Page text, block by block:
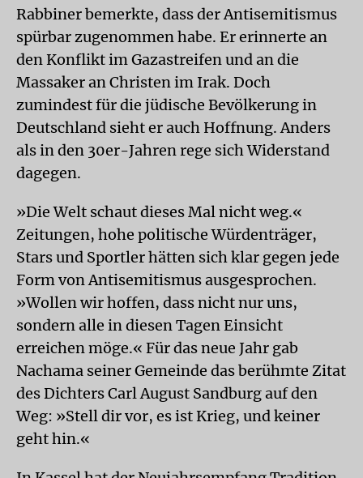
Rabbiner bemerkte, dass der Antisemitismus
spürbar zugenommen habe. Er erinnerte an
den Konflikt im Gazastreifen und an die
Massaker an Christen im Irak. Doch
zumindest für die jüdische Bevölkerung in
Deutschland sieht er auch Hoffnung. Anders
als in den 30er-Jahren rege sich Widerstand
dagegen.
»Die Welt schaut dieses Mal nicht weg.«
Zeitungen, hohe politische Würdenträger,
Stars und Sportler hätten sich klar gegen jede
Form von Antisemitismus ausgesprochen.
»Wollen wir hoffen, dass nicht nur uns,
sondern alle in diesen Tagen Einsicht
erreichen möge.« Für das neue Jahr gab
Nachama seiner Gemeinde das berühmte Zitat
des Dichters Carl August Sandburg auf den
Weg: »Stell dir vor, es ist Krieg, und keiner
geht hin.«